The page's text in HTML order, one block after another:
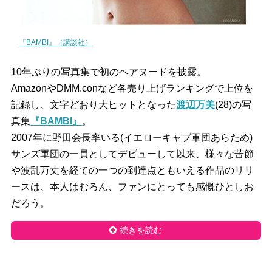
『BAMBI』（講談社）
10年ぶりの写真集で初のヘアヌードを披露。
AmazonやDMM.conなど各売り上げランキングで上位を
記録し、文字どおり大ヒットとなった渡辺万美(28)の写
真集 『BAMBI』 。
2007年に野田会長率いる(イエローキャブ軍団あらため)
サンズ軍団の一員としてデビューして以来、様々な苦節
や波乱万丈を経ての一つの到達点ともいえる作品のリリ
ースは、本人はむろん、ファンにとっても感慨ひとしお
だろう。
続きを読む